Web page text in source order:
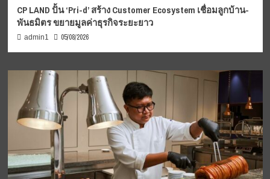
CP LAND ปั้น ‘Pri-d’ สร้าง Customer Ecosystem เชื่อมลูกบ้าน-
พันธมิตร ขยายมูลค่าธุรกิจระยะยาว
admin1 05/08/2026